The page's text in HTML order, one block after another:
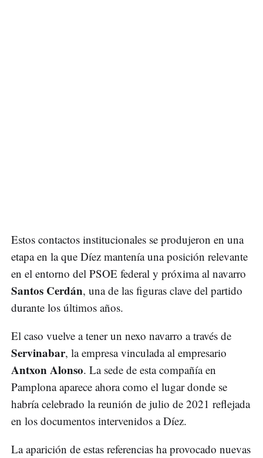
Estos contactos institucionales se produjeron en una
etapa en la que Díez mantenía una posición relevante
en el entorno del PSOE federal y próxima al navarro
Santos Cerdán, una de las figuras clave del partido
durante los últimos años.
El caso vuelve a tener un nexo navarro a través de
Servinabar, la empresa vinculada al empresario
Antxon Alonso. La sede de esta compañía en
Pamplona aparece ahora como el lugar donde se
habría celebrado la reunión de julio de 2021 reflejada
en los documentos intervenidos a Díez.
La aparición de estas referencias ha provocado nuevas